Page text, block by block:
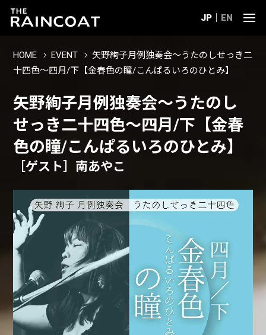
JP EN
HOME EVENT
矢野絢子月例独奏会～うたのしせっき二
十四色～四月/下【金春色の瞳/こんぱるいろのひとみ】
矢野絢子月例独奏会～うたのし
せっき二十四色～四月/下【金春
色の瞳/こんぱるいろのひとみ】
［ゲスト］南あやこ